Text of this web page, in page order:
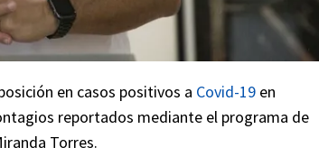
en casos positivos a Covid-19 en
reportados mediante el programa de
Torres.